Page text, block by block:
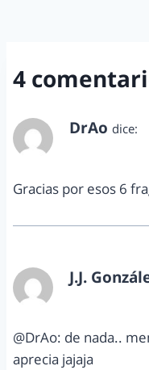
4
DrAo dice:
Gracias por esos 6
J.J.
@DrAo: de nada..
aprecia jajaja